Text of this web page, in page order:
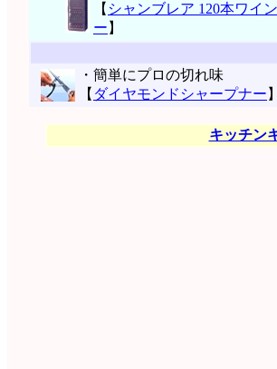
【 シャンブレア 120本ワイ
ー 】
・簡単にプロの切れ味
【 ダイヤモンドシャープナー 】
キッチン